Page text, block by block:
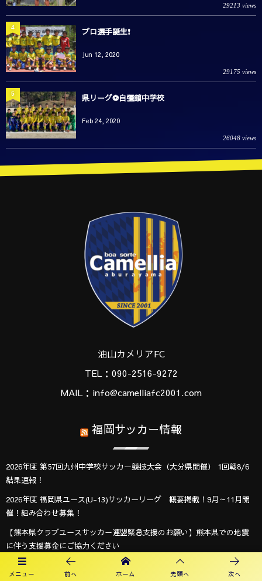
29213 views
プロ選手誕生❗️
Jun 12, 2020
29175 views
4
県リーグ⚽️自彊館中学校
Feb 24, 2020
26048 views
5
メニュー 前へ ホーム 先頭へ 次へ
油山カメリアFC
TEL：090-2516-9272
MAIL：info@camelliafc2001.com
福岡サッカー情報
2026年度 第57回九州中学校サッカー競技大会（大分県開催） 1回戦8/6
結果速報！
2026年度 福岡県ユース(U-13)サッカーリーグ 概要掲載！9月～11月開
催！組み合わせ募集！
【熊本県クラブユースサッカー連盟緊急支援のお願い】熊本県での地震
に伴う支援募金にご協力ください
【九州版】都道府県トレセンメンバー2026 随時更新！情報お待ちしてい
ます！